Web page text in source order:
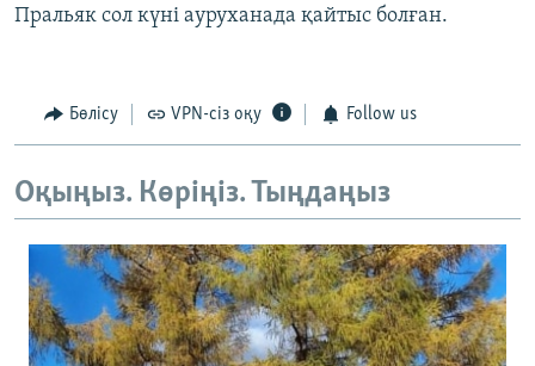
Пральяк сол күні ауруханада қайтыс болған.
Бөлісу VPN-сіз оқу Follow us
Оқыңыз. Көріңіз. Тыңдаңыз